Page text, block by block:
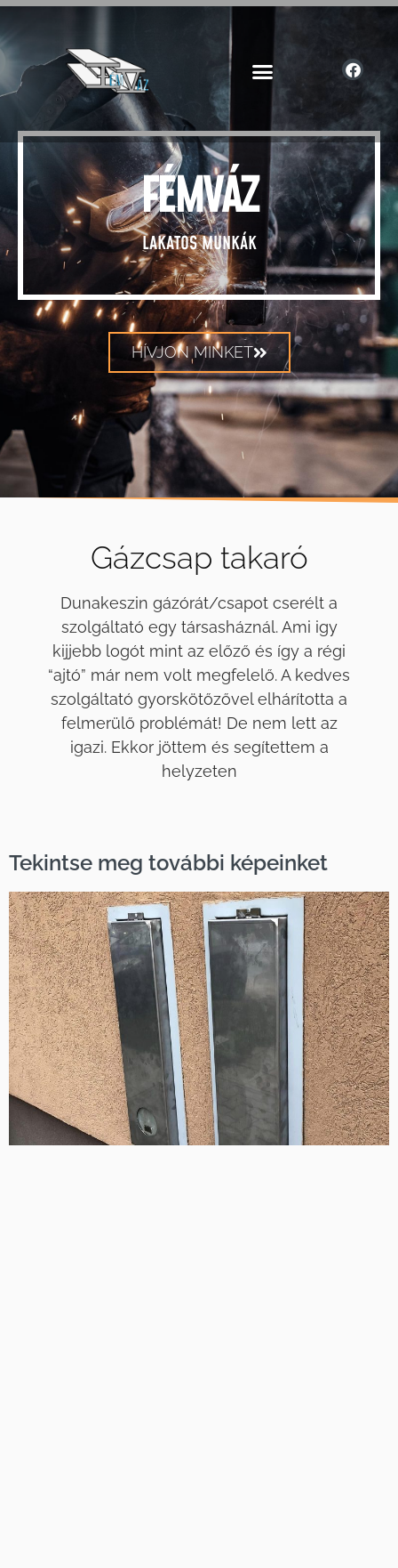
FÉMVÁZ
LAKATOS MUNKÁK
HÍVJON MINKET
Gázcsap takaró
Dunakeszin gázórát/csapot cserélt a
szolgáltató egy társasháznál. Ami igy
kijjebb logót mint az előző és így a régi
“ajtó” már nem volt megfelelő. A kedves
szolgáltató gyorskötőzővel elhárította a
felmerülő problémát! De nem lett az
igazi. Ekkor jöttem és segítettem a
helyzeten
Tekintse meg további képeinket